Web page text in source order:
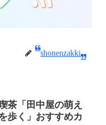
shonenzakki
茶「田中屋の萌え
歩く」おすすめカ